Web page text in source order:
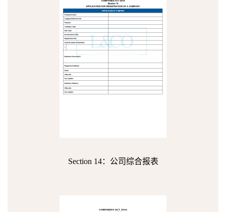
Section 14：公司综合报表